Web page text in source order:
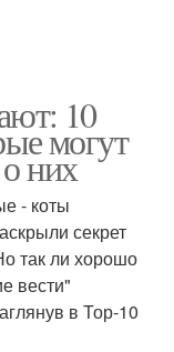
10
могут
них
- коты
секрет
так ли хорошо
вести"
в Тор-10